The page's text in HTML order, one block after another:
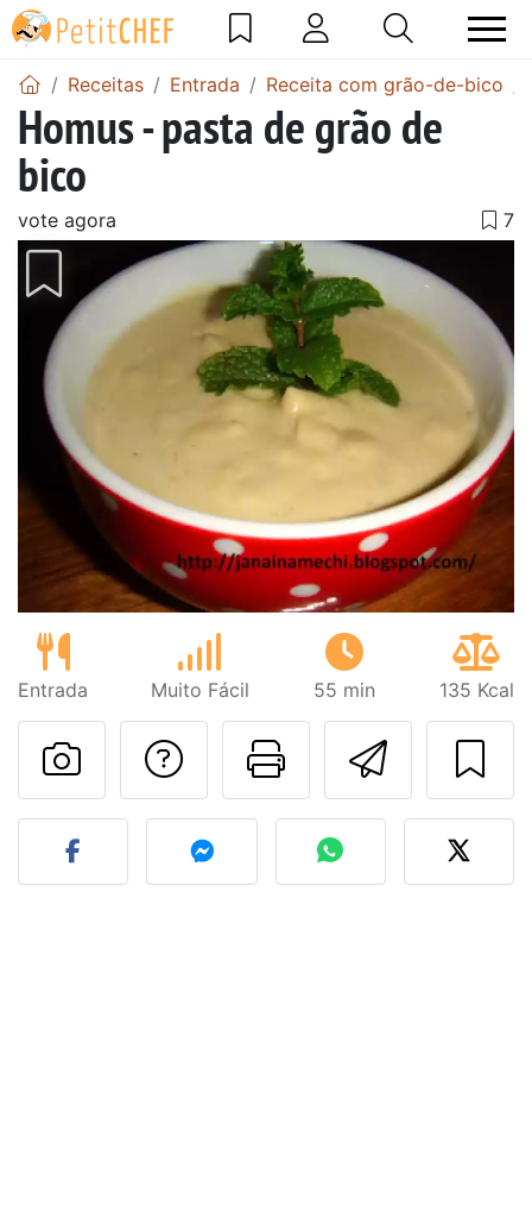
Receitas Entrada Receita com grão-de-bico
Homus - pasta de grão de
bico
vote agora
Entrada Muito Fácil 55 min 135 Kcal
Imprima
Falar com o autor
Fez esta receita?